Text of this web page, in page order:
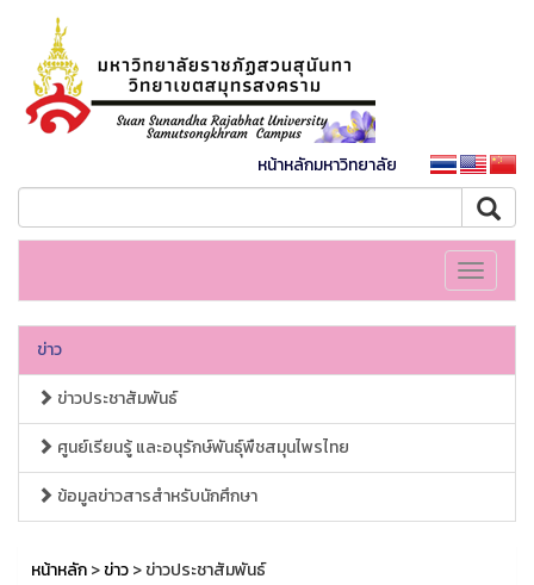
หน้าหลักมหาวิทยาลัย
Toggle
ข่าว
ข่าวประชาสัมพันธ์
ศูนย์เรียนรู้ และอนุรักษ์พันธุ์พืชสมุนไพรไทย
ข้อมูลข่าวสารสำหรับนักศึกษา
หน้าหลัก>ข่าว> ข่าวประชาสัมพันธ์